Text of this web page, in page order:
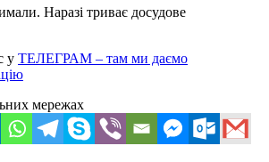
Наразі триває досудове
у ТЕЛЕГРАМ – там ми даємо
мережах